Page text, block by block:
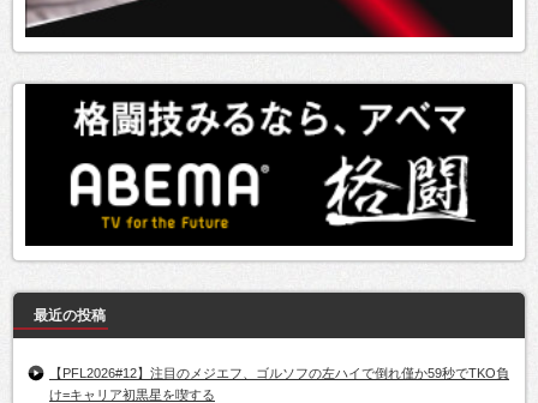
最近の投稿
【PFL2026#12】注目のメジエフ、ゴルソフの左ハイで倒れ僅か59秒でTKO負
け=キャリア初黒星を喫する